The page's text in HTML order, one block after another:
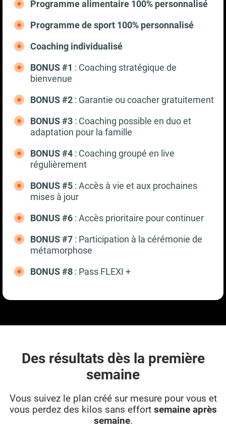
Programme alimentaire 100% personnalisé
Programme de sport 100% personnalisé
Coaching individualisé
BONUS #1 : Coaching stratégique de
bienvenue
BONUS #2 : Garantie ou coacher gratuitement
BONUS #3 : Coaching possible en duo et
adaptation pour la famille
BONUS #4 : Coaching groupé en live
régulièrement
BONUS #5 : Accès à vie et aux prochaines
mises à jour
BONUS #6 : Accès prioritaire pour continuer
BONUS #7 : Participation à la cérémonie de
métamorphose
BONUS #8 : Pass FLEXI +
Des résultats dès la première
semaine
Vous suivez le plan créé sur mesure pour vous et
vous perdez des kilos sans effort semaine après
semaine.